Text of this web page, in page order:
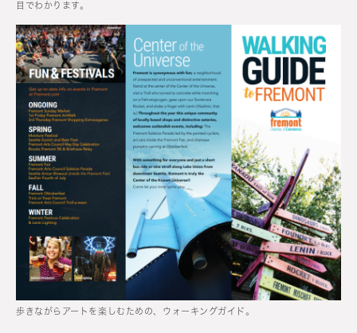
目でわかります。
歩きながらアートを楽しむための、ウォーキングガイド。